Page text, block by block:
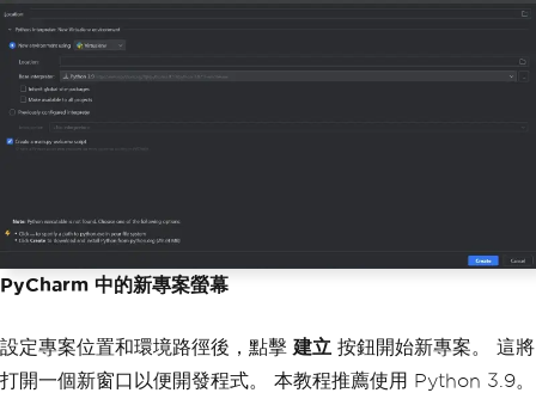
PyCharm 中的新專案螢幕
設定專案位置和環境路徑後，點擊 建立 按鈕開始新專案。 這將
打開一個新窗口以便開發程式。 本教程推薦使用 Python 3.9。